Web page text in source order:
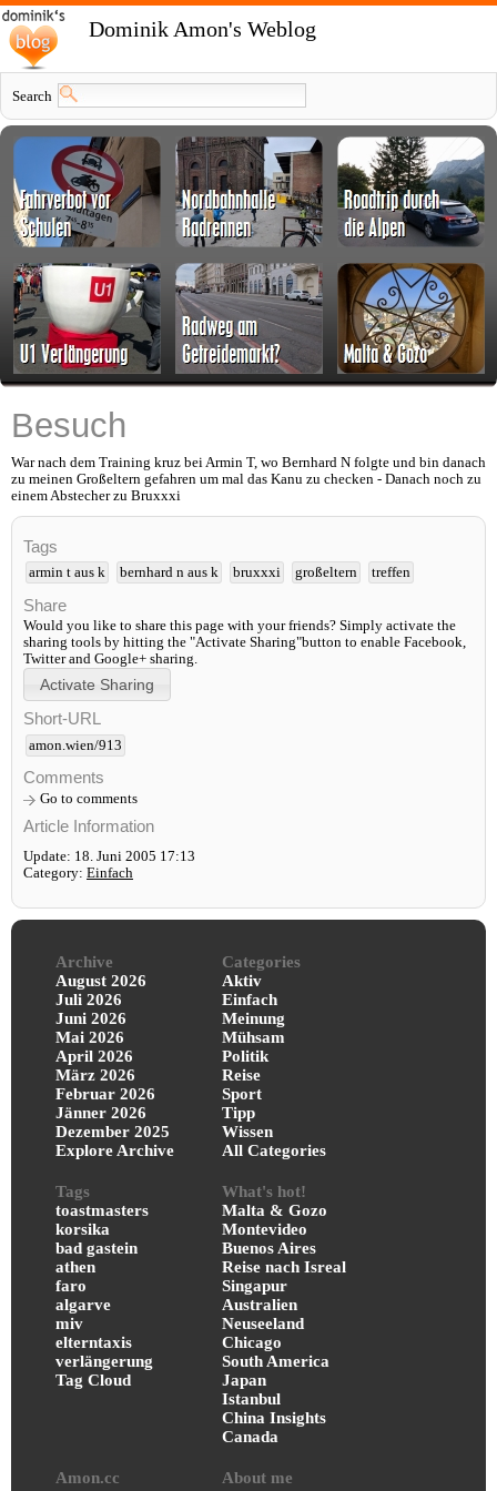
Dominik Amon's Weblog
Search
Besuch
War nach dem Training kruz bei Armin T, wo Bernhard N folgte und bin danach
zu meinen Großeltern gefahren um mal das Kanu zu checken - Danach noch zu
einem Abstecher zu Bruxxxi
Tags
armin t aus k bernhard n aus k bruxxxi großeltern treffen
Share
Would you like to share this page with your friends? Simply activate the
sharing tools by hitting the "Activate Sharing"button to enable Facebook,
Twitter and Google+ sharing.
Short-URL
amon.wien/913
Comments
Go to comments
Article Information
Update: 18. Juni 2005 17:13
Category: Einfach
Archive
August 2026
Juli 2026
Juni 2026
Mai 2026
April 2026
März 2026
Februar 2026
Jänner 2026
Dezember 2025
Explore Archive
Categories
Aktiv
Einfach
Meinung
Mühsam
Politik
Reise
Sport
Tipp
Wissen
All Categories
Tags
toastmasters
korsika
bad gastein
athen
faro
algarve
miv
elterntaxis
verlängerung
Tag Cloud
What's hot!
Malta & Gozo
Montevideo
Buenos Aires
Reise nach Isreal
Singapur
Australien
Neuseeland
Chicago
South America
Japan
Istanbul
China Insights
Canada
Amon.cc
About me